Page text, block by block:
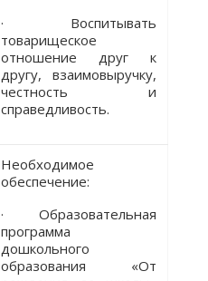
· Воспитывать
товарищеское
отношение друг к
другу, взаимовыручку,
честность и
справедливость.
Необходимое
обеспечение:
· Образовательная
программа
дошкольного
образования «От